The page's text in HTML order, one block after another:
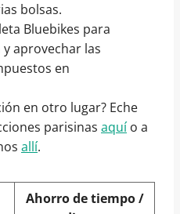
bolsas.
Bluebikes para
aprovechar las
en
en otro lugar? Eche
parisinas aquío a
allí.
Ahorro de tiempo /